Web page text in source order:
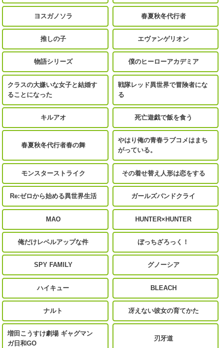
ヨスガノソラ 春夏秋冬代行者
推しの子 エヴァンゲリオン
物語シリーズ 僕のヒーローアカデミア
クラスの大嫌いな女子と結婚す
ることになった
戦隊レッド異世界で冒険者にな
る
キルアオ 死亡遊戯で飯を食う
春夏秋冬代行者春の舞
やはり俺の青春ラブコメはまち
がっている。
モンスターストライク その着せ替え人形は恋をする
Re:ゼロから始める異世界生活 ガールズバンドクライ
MAO HUNTER×HUNTER
俺だけレベルアップな件 ぼっちざろっく！
SPY FAMILY グノーシア
ハイキュー BLEACH
ナルト 冴えない彼女の育てかた
増田こうすけ劇場 ギャグマン
ガ日和GO
刃牙道